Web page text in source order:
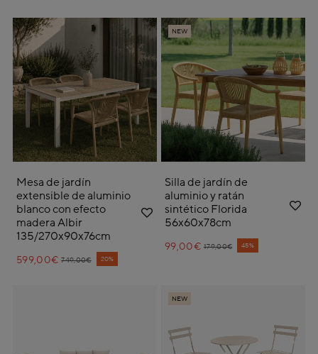
Mesa de jardín
extensible de aluminio
blanco con efecto
madera Albir
135/270x90x76cm
Price reduced from
749,00€
to 20%
599,00€
NEW
Silla de jardín de
aluminio y ratán
sintético Florida
56x60x78cm
Price reduced from
179,00€
to 45%
99,00€
NEW